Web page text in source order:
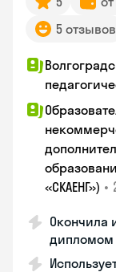
5 отзывов
«СКАЕНГ») •
Окончила
дипломом